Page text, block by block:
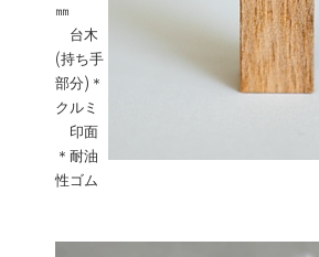
㎜
台木
(持ち手
部分)＊
クルミ
印面
＊耐油
性ゴム